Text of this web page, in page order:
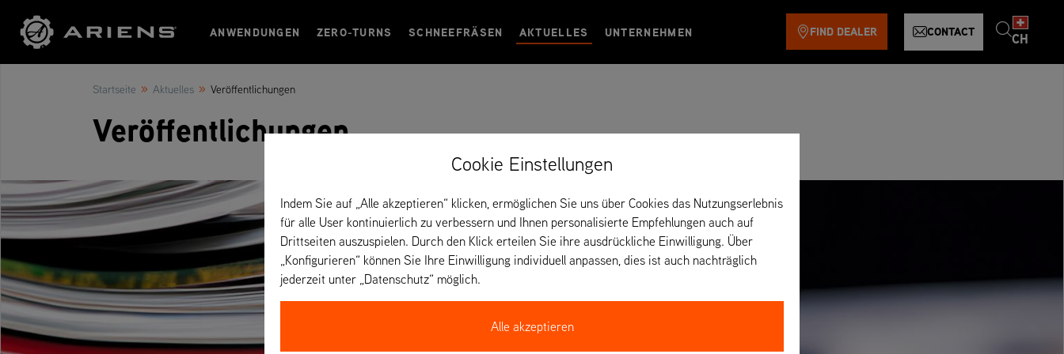
ANWENDUNGEN ZERO-TURNS SCHNEEFRÄSEN AKTUELLES UNTERNEHMEN FIND DEALER CONTACT CH
Startseite » Aktuelles » Veröffentlichungen
Veröffentlichungen
Cookie Einstellungen
Indem Sie auf „Alle akzeptieren“ klicken, ermöglichen Sie uns über Cookies das Nutzungserlebnis
für alle User kontinuierlich zu verbessern und Ihnen personalisierte Empfehlungen auch auf
Drittseiten auszuspielen. Durch den Klick erteilen Sie ihre ausdrückliche Einwilligung. Über
„Konfigurieren“ können Sie Ihre Einwilligung individuell anpassen, dies ist auch nachträglich
jederzeit unter „Datenschutz“ möglich.
Alle akzeptieren